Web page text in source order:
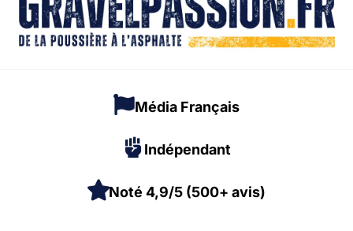
Média Français
Indépendant
Noté 4,9/5 (500+ avis)